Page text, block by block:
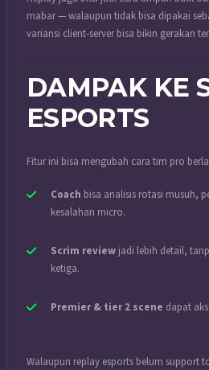
mabar — walaupun tidak bisa dipakai
variansi client-server bisa bikin gerakan
DAMPAK KE
ESPORTS
Fitur ini bisa mengubah cara tim pro
Coach bisa analisis rotasi musuh,
kesalahan micro.
Scrim review jadi lebih detail,
ketiga.
Premier & tier 2 scene dapat
Walaupun replay esports belum support